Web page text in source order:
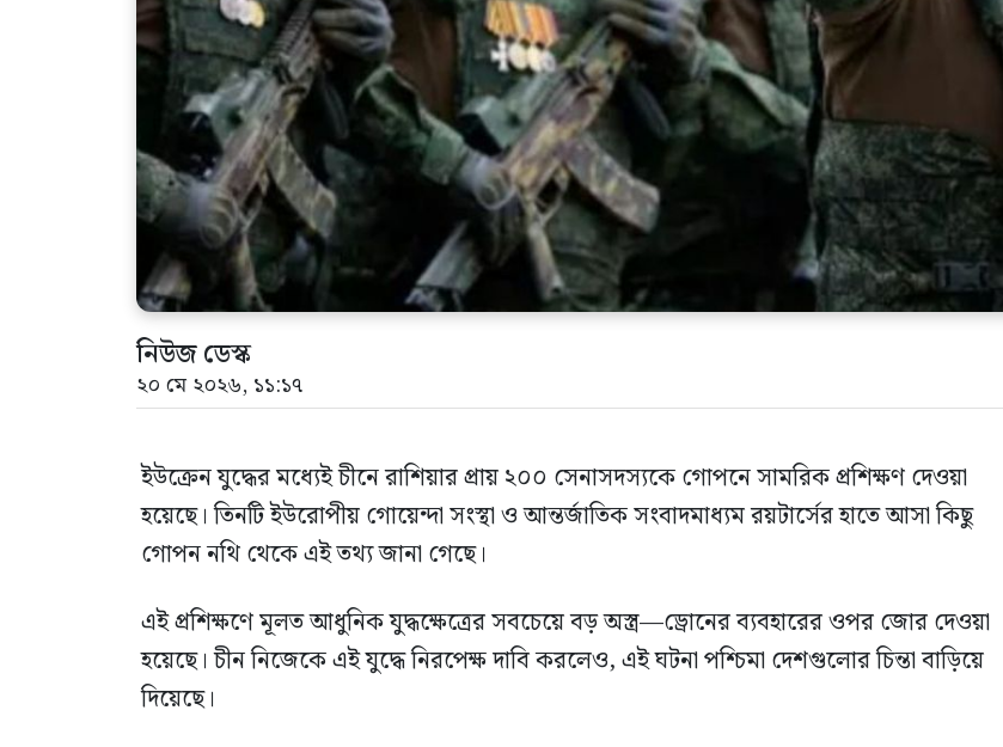
নিউজ ডেস্ক
২০ মে ২০২৬, ১১:১৭
ইউক্রেন যুদ্ধের মধ্যেই চীনে রাশিয়ার প্রায় ২০০ সেনাসদস্যকে গোপনে সামরিক প্রশিক্ষণ দেওয়া
হয়েছে। তিনটি ইউরোপীয় গোয়েন্দা সংস্থা ও আন্তর্জাতিক সংবাদমাধ্যম রয়টার্সের হাতে আসা কিছু
গোপন নথি থেকে এই তথ্য জানা গেছে।
এই প্রশিক্ষণে মূলত আধুনিক যুদ্ধক্ষেত্রের সবচেয়ে বড় অস্ত্র—ড্রোনের ব্যবহারের ওপর জোর দেওয়া
হয়েছে। চীন নিজেকে এই যুদ্ধে নিরপেক্ষ দাবি করলেও, এই ঘটনা পশ্চিমা দেশগুলোর চিন্তা বাড়িয়ে
দিয়েছে।